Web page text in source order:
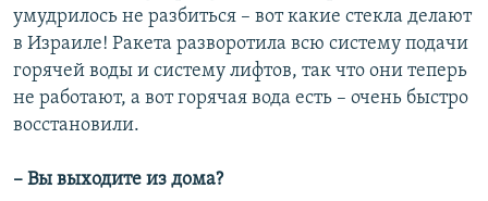
умудрилось не разбиться – вот какие стекла делают
в Израиле! Ракета разворотила всю систему подачи
горячей воды и систему лифтов, так что они теперь
не работают, а вот горячая вода есть – очень быстро
восстановили.
– Вы выходите из дома?